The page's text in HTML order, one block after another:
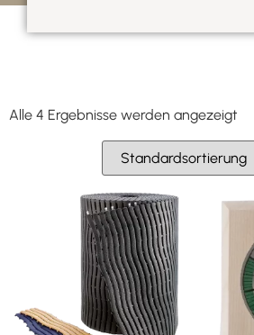
Alle 4 Ergebnisse werden angezeigt